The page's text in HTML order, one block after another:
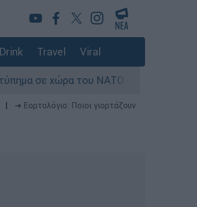
Travel Viral
του ΝΑΤΟ - Τα βασικά σενάρια έως
➔ Εορτολόγιο: Ποιοι γιορτάζουν